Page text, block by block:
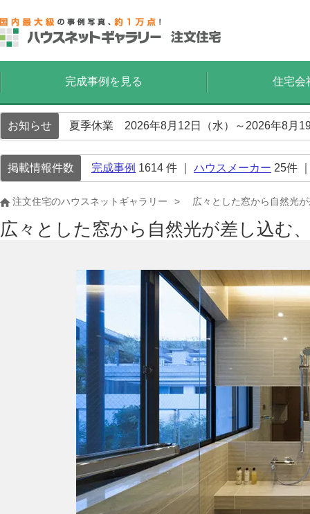
完成事例を見る 住宅会
お知らせ 夏季休業 2026年8月12日（水）～2026年8月
掲載情報件数 完成事例 1614 件 ｜ ハウスメーカー 25件
注文住宅のハウスネットギャラリー 広々とした窓から自然光
広々とした窓から自然光が差し込む